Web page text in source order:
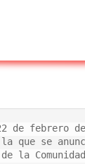
22 de
la que se
la